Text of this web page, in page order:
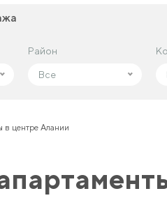
Район
Все
Район
Все
в центре Алании